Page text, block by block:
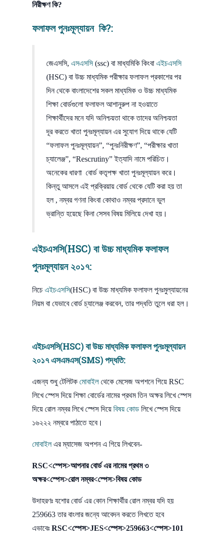
নিরীক্ষণ কি?
ফলাফল পুনঃমূল্যায়ন কি?:
জেএসসি, এসএসসি(ssc) বা মাধ্যমিকি কিংবা এইচএসসি
(HSC) বা উচ্চ মাধ্যমিক পরীক্ষার ফলাফল প্রকাশের পর
দিন থেকে বাংলাদেশের সকল মাধ্যমিক ও উচ্চ মাধ্যমিক
শিক্ষা বোর্ডগুলো ফলাফল আশানুরুপ না হওয়াতে
শিক্ষার্থীদের মনে যদি অনিশ্চয়তা থাকে তাদের অনিশ্চয়তা
দূর করতে খাতা পুনঃমূল্যায়ন এর সুযোগ দিয়ে থাকে যেটি
“ফলাফল পুনঃমূল্যায়ন”, “পুনঃনিরীক্ষণ”, “পরীক্ষার খাতা
চ্যালেঞ্জ”, “Rescrutiny” ইত্যাদি নামে পরিচিত।
অনেকের ধারণা বোর্ড কতৃপক্ষ খাতা পুনঃমূল্যায়ন করে।
কিন্তু আসলে এই প্রক্রিয়ায় বোর্ড থেকে যেটি করা হয় তা
হল , নম্বর গণনা কিংবা কোথাও নম্বর প্রদানে ভুল
ভ্রান্তি হয়েছে কিনা সেসব বিষয় মিলিয়ে দেখা হয়।
এইচএসসি(HSC) বা উচ্চ মাধ্যমিক ফলাফল
পুনঃমূল্যায়ন ২০১৭:
নিচে এইচএসসি(HSC) বা উচ্চ মাধ্যমিক ফলাফল পুনঃমুল্যায়নের
নিয়ম বা যেভাবে বোর্ড চ্যালেঞ্জ করবেন, তার পদ্ধতি তুলে ধরা হল।
এইচএসসি(HSC) বা উচ্চ মাধ্যমিক ফলাফল পুনঃমূল্যায়ন
২০১৭ এসএমএস(SMS) পদ্ধতি:
এজন্য শুধু টেলিটক মোবাইলথেকে মেসেজ অপশনে গিয়ে RSC
লিখে স্পেস দিয়ে শিক্ষা বোর্ডের নামের প্রথম তিন অক্ষর লিখে স্পেস
দিয়ে রোল নম্বর লিখে স্পেস দিয়ে বিষয় কোড লিখে স্পেস দিয়ে
১৬২২২ নম্বরে পাঠাতে হবে।
মোবাইলএর ম্যাসেজ অপশন এ গিয়ে লিখবেন-
RSC<স্পেস>আপনার বোর্ড এর নামের প্রথম ৩
অক্ষর<স্পেস>রোল নম্বর<স্পেস>বিষয় কোড
উদাহরণঃ যশোর বোর্ড এর কোন শিক্ষার্থীর রোল নম্বর যদি হয়
259663 তার বাংলার জন্যে আবেদন করতে লিখতে হবে
এভাবেঃ RSC<স্পেস>JES<স্পেস>259663<স্পেস>101